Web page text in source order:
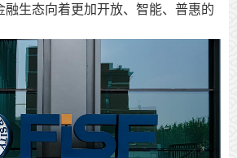
生态向着更加开放、智能、普惠的